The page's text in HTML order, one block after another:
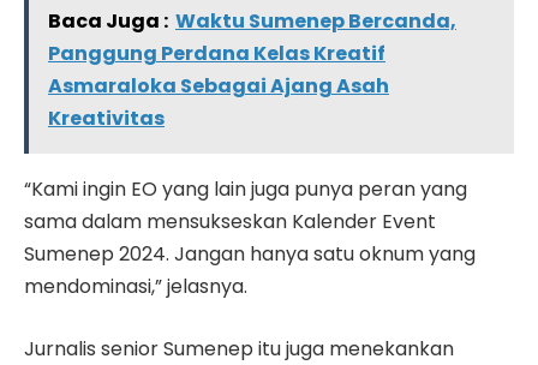
Baca Juga : Waktu Sumenep Bercanda,
Panggung Perdana Kelas Kreatif
Asmaraloka Sebagai Ajang Asah
Kreativitas
“Kami ingin EO yang lain juga punya peran yang
sama dalam mensukseskan Kalender Event
Sumenep 2024. Jangan hanya satu oknum yang
mendominasi,” jelasnya.
Jurnalis senior Sumenep itu juga menekankan